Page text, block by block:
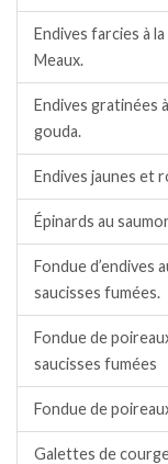
Endives farcies à
Meaux.
Endives gratinées
gouda.
Endives jaunes et
Épinards au
Fondue d’endives
saucisses fumées.
Fondue de
saucisses fumées
Fondue de
Galettes de